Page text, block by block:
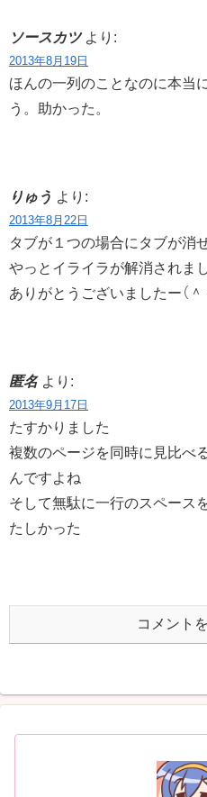
ソースカツ より:
2013年8月19日
ほんの一列のことなのに本当
う。助かった。
りゅう より:
2013年8月22日
タブが１つの場合にタブが消
やっとイライラが解消されまし
ありがとうございましたー（＾
匿名 より:
2013年9月17日
たすかりました
複数のページを同時に見比べ
んですよね
そして無駄に一行のスペース
たしかった
コメント